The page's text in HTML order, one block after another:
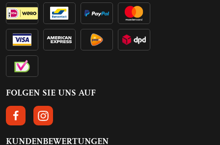
FOLGEN SIE UNS AUF
FOLGEN SIE UNS AUF FACEBOOK
FOLGEN SIE UNS AUF INSTAGRAM
KUNDENBEWERTUNGEN